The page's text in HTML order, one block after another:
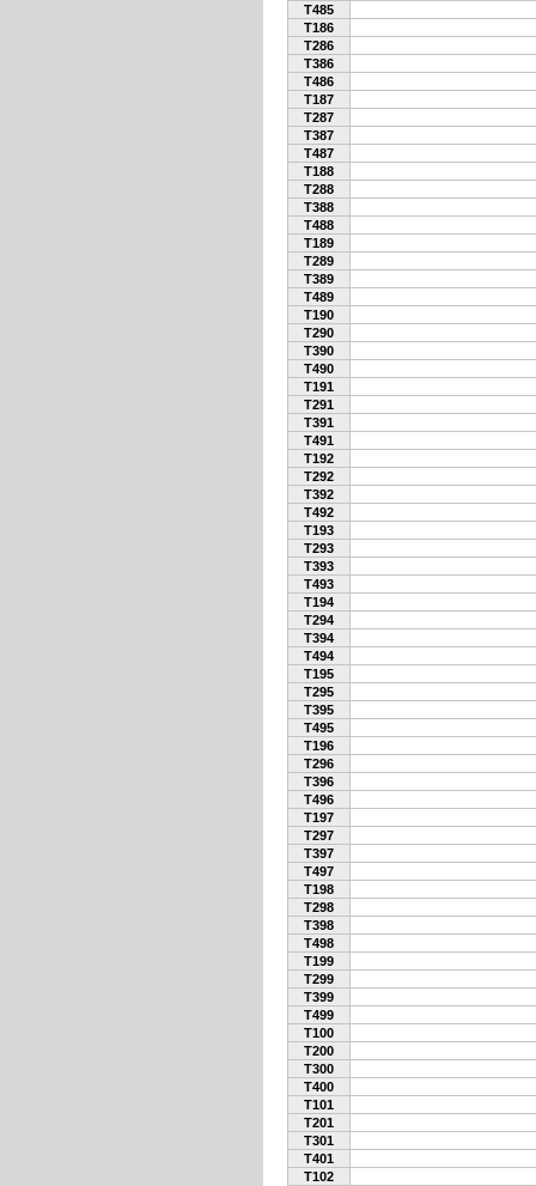
T485
T186
T286
T386
T486
T187
T287
T387
T487
T188
T288
T388
T488
T189
T289
T389
T489
T190
T290
T390
T490
T191
T291
T391
T491
T192
T292
T392
T492
T193
T293
T393
T493
T194
T294
T394
T494
T195
T295
T395
T495
T196
T296
T396
T496
T197
T297
T397
T497
T198
T298
T398
T498
T199
T299
T399
T499
T100
T200
T300
T400
T101
T201
T301
T401
T102